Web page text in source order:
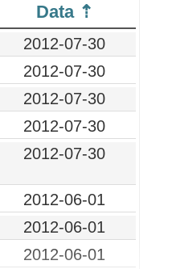
Data
2012-07-30
2012-07-30
2012-07-30
2012-07-30
2012-07-30
2012-06-01
2012-06-01
2012-06-01